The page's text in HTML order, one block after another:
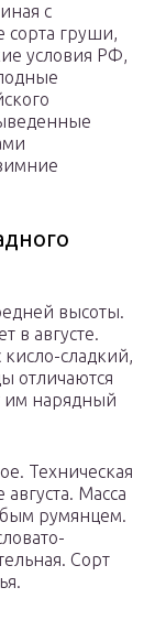
с
груши,
условия РФ,
высоты.
в августе.
сладкий,
отличаются
им нарядный
Техническая
Масса
румянцем.
Сорт